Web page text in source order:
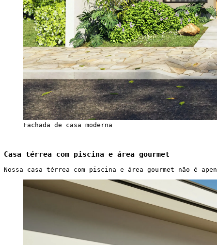
Fachada de casa moderna
Casa térrea com piscina e área gourmet
Nossa casa térrea com piscina e área gourmet não é